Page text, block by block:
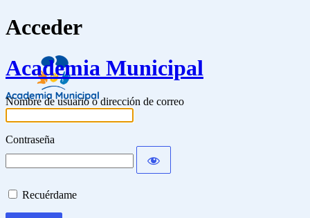
Acceder
Academia Municipal
Nombre de usuario o dirección de correo
Contraseña
Recuérdame